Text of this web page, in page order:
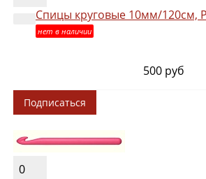
Спицы круговые 10мм/120см,
нет в наличии
500 руб
Подписаться
0